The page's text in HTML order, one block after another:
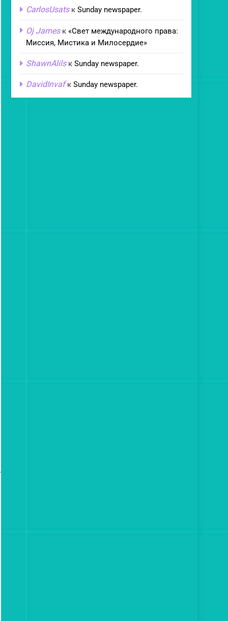
CarlosUsatsк Sunday newspaper.
Oj Jamesк «Свет международного права:
Миссия, Мистика и Милосердие»
ShawnAlilsк Sunday newspaper.
DavidInvafк Sunday newspaper.